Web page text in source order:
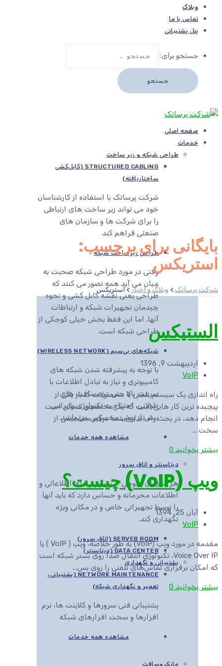
وبلاگ
تماس با ما
پنل پشتیبانی
جستجو برای:
صفحه اصلی
خدمات
طراحی شبکه و زیر ساخت
STRUCTURED CABLING (کابل‌کشی
ساختاریافته)
شرکت پرساتک با استفاده از کارشناسان
خود می تواند زیر ساخت های ارتباطی
را برای شرکت ها و سازمان های
صنعتی فراهم کند
طراحی زیرساخت شبکه
وقتی در مورد طراحی شبکه صحبت به
میان می آید همه تصور می کنند که
طراحی یعنی نقشه کابل کشی و نحوه
چیدمان تجهیزات شبکه و ارتباطات
آنها. اما این فقط بخش خیلی کوچکی از
طراحی شبکه است.
شبکه‌های بی‌سیم (WIRELESS NETWORK)
با توجه به پیشرفته شدن شبکه های
کامپیوتری و نیاز به تبادل اطلاعات با
سرعت بالا حتی در مسافت های
طولانی، احتیاج به تکنولوژی وایرلس
بیش از پیش محسوس می باشد.
مشاهده همه خدمات
دیتاسنتر و اتاق سرور
هر سازمان انبوهی از سیستم های اطلاعاتی و
اطلاعات محرمانه و حساس دارد که باید آنها
را توسط تجهیزاتی خاص و در مکانی ویژه
نگهداری کند.
SERVER ROOM (اتاق سرور)
DATA CENTER (دیتاسنتر)
پشتیبانی و نگهداری
NETWORK MAINTENANCE (پشتیبانی،
تعمیر و نگهداری شبکه)
پشتیبانی فنی سرورها و کلاینت ها، نرم
افزارها و سخت افزارهای شبکه
مشاهده همه خدمات
مایکروسافت
بایگانی برای برچسب:
استریکس
شرکت پرساتک > وبلاگ و اخبار > استریکس
الستیکس
اردیبهشت 9, 1396
VoIP
راه اندازی یک سیستم تلفنی با محصولات کدباز یکی از
پیچیده ترین کار هایی است که یک مختصص ممکن است
انجام دهد، در بحث راه اندازی،شما درگیر مفاهیمی از
سخت ...
بیشتر بخوانید 0
ویپ (VoIP) چیست؟
آبان 25, 1394
VoIP
مقدمه در مورد ویپ (VoIP) به طور خلاصه، ویپ ( VoIP ) یا
Voice Over IP، تکنولوژی انتقال صدا روی بستر شبکه است
که امکان برقراری تماس‌های تلفنی را روی بس...
بیشتر بخوانید 0